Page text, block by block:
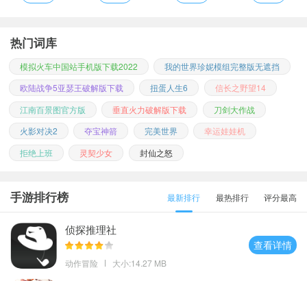
热门词库
模拟火车中国站手机版下载2022
我的世界珍妮模组完整版无遮挡
欧陆战争5亚瑟王破解版下载
扭蛋人生6
信长之野望14
江南百景图官方版
垂直火力破解版下载
刀剑大作战
火影对决2
夺宝神箭 完美世界
幸运娃娃机
拒绝上班
灵契少女 封仙之怒
手游排行榜 最新排行 最热排行 评分最高
侦探推理社
动作冒险 大小:14.27 MB
查看详情